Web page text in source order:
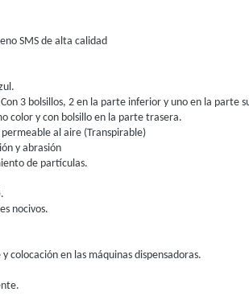
SMS de alta calidad
3 bolsillos, 2 en la parte inferior y uno en la parte
color y con bolsillo en la parte trasera.
al aire (Transpirable)
y abrasión
de partículas.
nocivos.
colocación en las máquinas dispensadoras.